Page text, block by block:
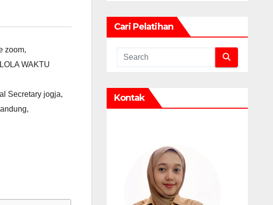
zoom,
WAKTU
Secretary jogja,
,
Cari Pelatihan
Kontak